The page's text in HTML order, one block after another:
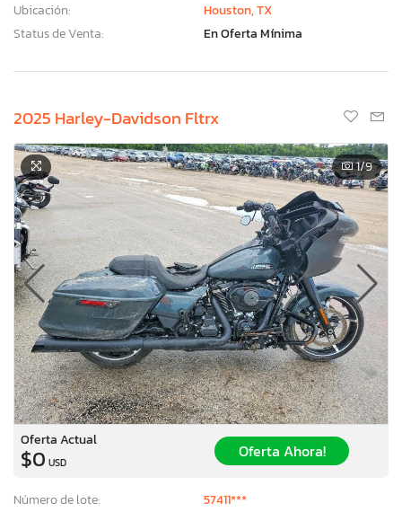
Ubicación:
Houston, TX
Status de Venta:
En Oferta Mínima
2025 Harley-Davidson Fltrx
1/9
Oferta Actual
$0 USD
Oferta Ahora!
Número de lote:
57411***